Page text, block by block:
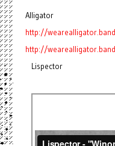
Alligator
http://
http://
Lispector